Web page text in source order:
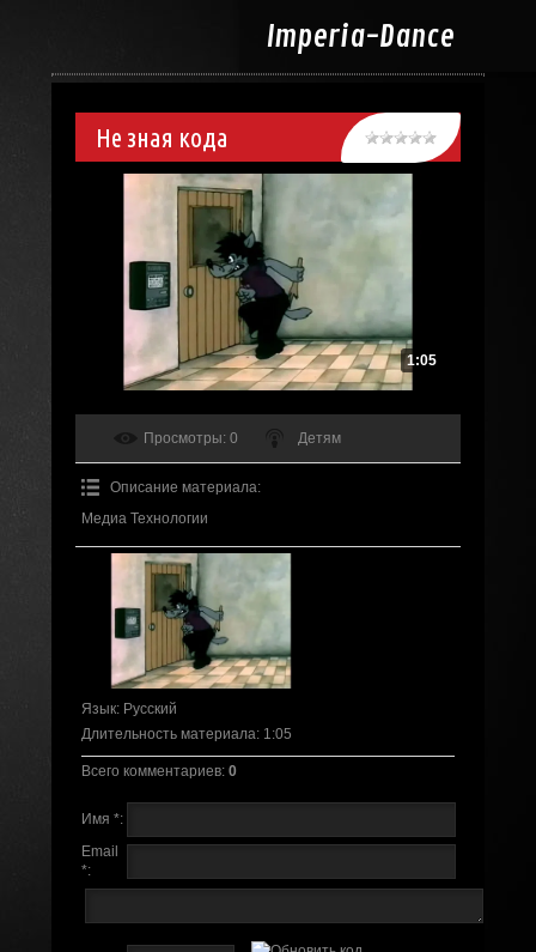
Imperia-Dance
Не зная кода
1:05
Просмотры: 0 Детям
Описание материала:
Медиа Технологии
Язык: Русский
Длительность материала: 1:05
Всего комментариев: 0
Имя *:
Email
*: